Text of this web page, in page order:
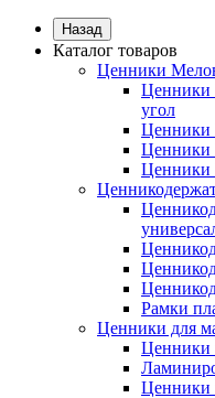
Назад
Каталог товаров
Ценники
Ценники
угол
Ценники
Ценники
Ценники
Рамки
Ценники для
Ценники
Ценники